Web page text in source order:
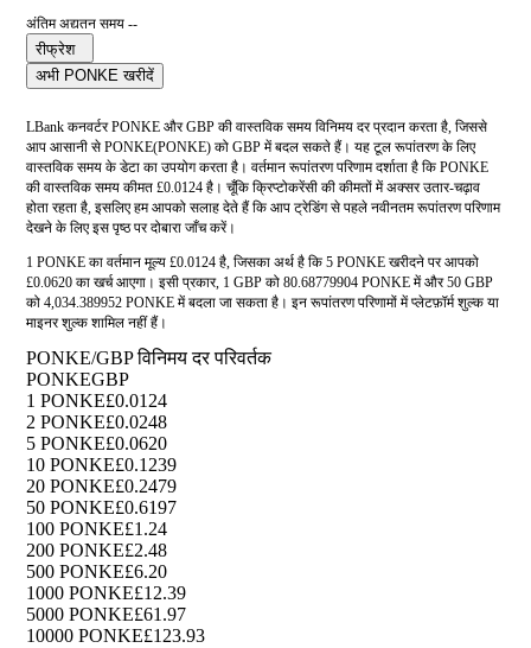
अंतिम अद्यतन समय --
रीफ्रेश
अभी PONKE खरीदें
LBank कनवर्टर PONKE और GBP की वास्तविक समय विनिमय दर प्रदान करता है, जिससे
आप आसानी से PONKE(PONKE) को GBP में बदल सकते हैं। यह टूल रूपांतरण के लिए
वास्तविक समय के डेटा का उपयोग करता है। वर्तमान रूपांतरण परिणाम दर्शाता है कि PONKE
की वास्तविक समय कीमत £0.0124 है। चूँकि क्रिप्टोकरेंसी की कीमतों में अक्सर उतार-चढ़ाव
होता रहता है, इसलिए हम आपको सलाह देते हैं कि आप ट्रेडिंग से पहले नवीनतम रूपांतरण परिणाम
देखने के लिए इस पृष्ठ पर दोबारा जाँच करें।
1 PONKE का वर्तमान मूल्य £0.0124 है, जिसका अर्थ है कि 5 PONKE खरीदने पर आपको
£0.0620 का खर्च आएगा। इसी प्रकार, 1 GBP को 80.68779904 PONKE में और 50 GBP
को 4,034.389952 PONKE में बदला जा सकता है। इन रूपांतरण परिणामों में प्लेटफ़ॉर्म शुल्क या
माइनर शुल्क शामिल नहीं हैं।
PONKE/GBP विनिमय दर परिवर्तक
PONKEGBP
1 PONKE£0.0124
2 PONKE£0.0248
5 PONKE£0.0620
10 PONKE£0.1239
20 PONKE£0.2479
50 PONKE£0.6197
100 PONKE£1.24
200 PONKE£2.48
500 PONKE£6.20
1000 PONKE£12.39
5000 PONKE£61.97
10000 PONKE£123.93